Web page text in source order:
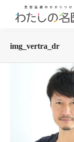
img_vertra_dr